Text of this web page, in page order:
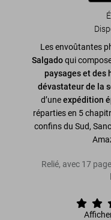
Les envoûtantes
Salgadoqui
paysages et des
dévastateur de la
d’uneexpédition
réparties en 5
confins du Sud,
Relié, avec 17